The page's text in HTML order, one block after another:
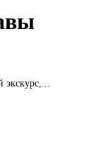
экскурс,...